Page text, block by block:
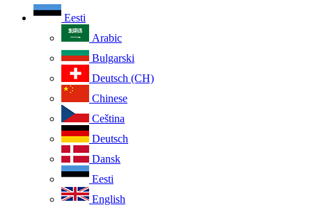
Eesti
Arabic
Bulgarski
Deutsch (CH)
Chinese
Ceština
Deutsch
Dansk
Eesti
English